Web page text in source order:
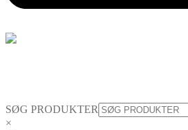
SØG PRODUKTER
×